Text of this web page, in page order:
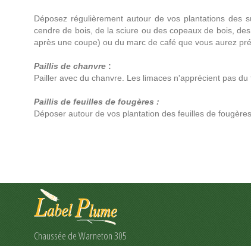
Déposez régulièrement autour de vos plantations
cendre de bois, de la sciure ou des copeaux de bois,
après une coupe) ou du marc de café que vous aurez
Paillis de chanvre :
Pailler avec du chanvre. Les limaces n'apprécient pas
Paillis de feuilles de fougères :
Déposer autour de vos plantation des feuilles de
Chaussée de Warneton 305